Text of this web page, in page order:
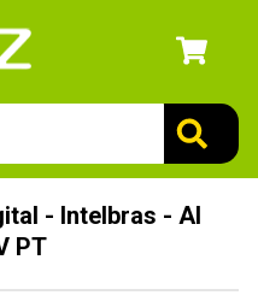
- Intelbras - AI
PT